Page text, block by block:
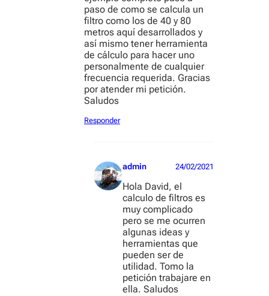
paso de como se calcula un
filtro como los de 40 y 80
metros aquí desarrollados y
así mismo tener herramienta
de cálculo para hacer uno
personalmente de cualquier
frecuencia requerida. Gracias
por atender mi petición.
Saludos
Responder
admin 24/02/2021
Hola David, el
calculo de filtros es
muy complicado
pero se me ocurren
algunas ideas y
herramientas que
pueden ser de
utilidad. Tomo la
petición trabajare en
ella. Saludos